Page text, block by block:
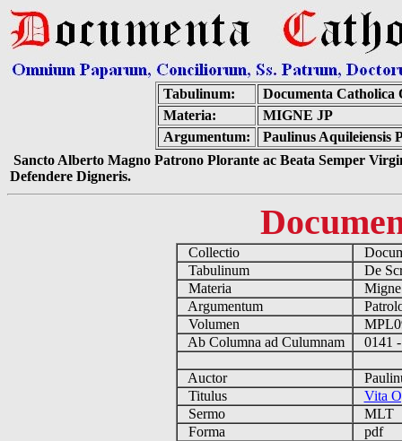
Tabulinum:
Documenta Catholica
Materia:
MIGNE JP
Argumentum:
Paulinus Aquileiensis
Sancto Alberto Magno Patrono Plorante ac Beata Semper
Defendere Digneris.
Collectio
Tabulinum
De
Materia
Argumentum
Volumen
Ab Columna ad Culumnam
0141
Auctor
Titulus
Vita
Sermo
MLT
Forma
pdf